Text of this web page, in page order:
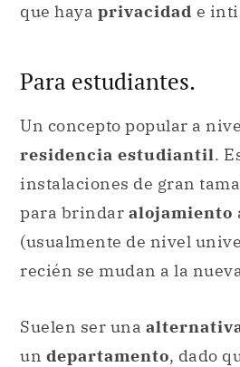
que haya privacidad e
Para estudiantes.
Un concepto popular a
residencia estudiantil.
instalaciones de gran
para brindar alojamiento
(usualmente de nivel
recién se mudan a la
Suelen ser una
un departamento, dado